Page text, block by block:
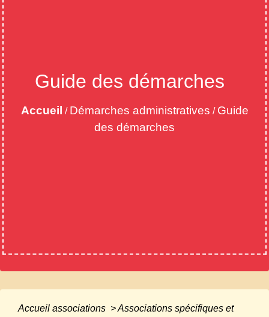
Guide des démarches
Accueil / Démarches administratives / Guide
des démarches
Accueil associations >Associations spécifiques et